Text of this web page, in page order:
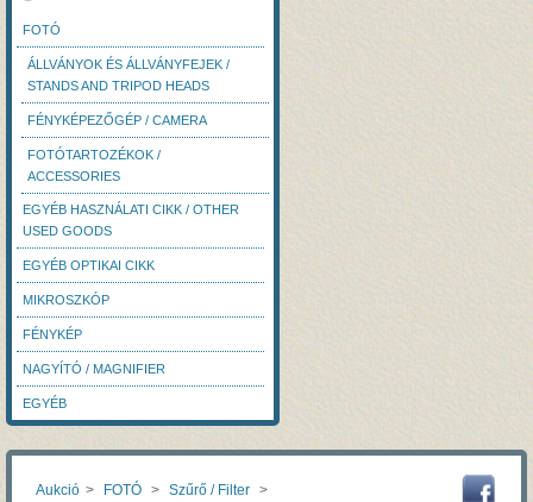
FOTÓ
ÁLLVÁNYOK ÉS ÁLLVÁNYFEJEK /
STANDS AND TRIPOD HEADS
FÉNYKÉPEZŐGÉP / CAMERA
FOTÓTARTOZÉKOK /
ACCESSORIES
EGYÉB HASZNÁLATI CIKK / OTHER
USED GOODS
EGYÉB OPTIKAI CIKK
MIKROSZKÓP
FÉNYKÉP
NAGYÍTÓ / MAGNIFIER
EGYÉB
Aukció > FOTÓ > Szűrő / Filter >